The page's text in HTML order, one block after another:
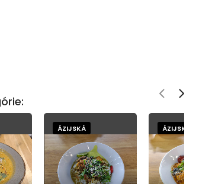
ÁZIJSKÁ ÁZIJSKÁ